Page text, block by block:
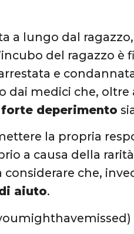
a lungo dal
del ragazzo
e
dai medici che,
forte deperimento
la propria
a causa della
che,
aiuto.